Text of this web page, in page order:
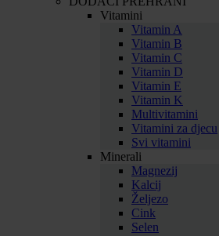
Vitamini
Vitamin A
Vitamin B
Vitamin C
Vitamin D
Vitamin E
Vitamin K
Multivitamini
Vitamini za djecu
Svi vitamini
Minerali
Magnezij
Kalcij
Željezo
Cink
Selen